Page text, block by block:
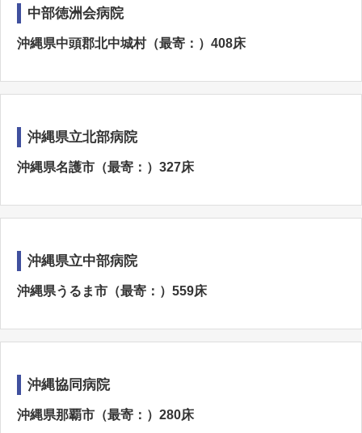
中部徳洲会病院
沖縄県中頭郡北中城村（最寄：）408床
沖縄県立北部病院
沖縄県名護市（最寄：）327床
沖縄県立中部病院
沖縄県うるま市（最寄：）559床
沖縄協同病院
沖縄県那覇市（最寄：）280床